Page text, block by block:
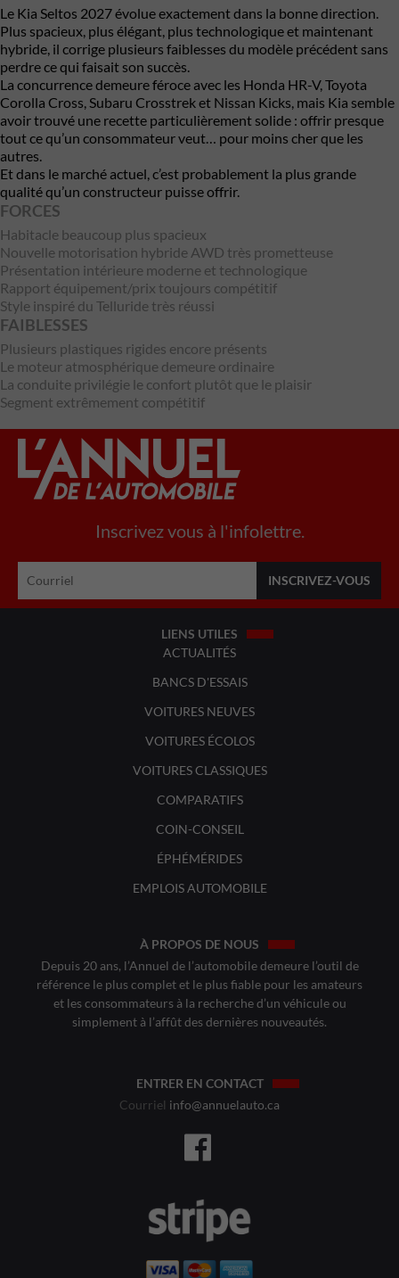
Le Kia Seltos 2027 évolue exactement dans la bonne direction.
Plus spacieux, plus élégant, plus technologique et maintenant
hybride, il corrige plusieurs faiblesses du modèle précédent sans
perdre ce qui faisait son succès.
La concurrence demeure féroce avec les Honda HR-V, Toyota
Corolla Cross, Subaru Crosstrek et Nissan Kicks, mais Kia semble
avoir trouvé une recette particulièrement solide : offrir presque
tout ce qu’un consommateur veut… pour moins cher que les
autres.
Et dans le marché actuel, c’est probablement la plus grande
qualité qu’un constructeur puisse offrir.
FORCES
Habitacle beaucoup plus spacieux
Nouvelle motorisation hybride AWD très prometteuse
Présentation intérieure moderne et technologique
Rapport équipement/prix toujours compétitif
Style inspiré du Telluride très réussi
FAIBLESSES
Plusieurs plastiques rigides encore présents
Le moteur atmosphérique demeure ordinaire
La conduite privilégie le confort plutôt que le plaisir
Segment extrêmement compétitif
Inscrivez vous à l'infolettre.
LIENS UTILES
ACTUALITÉS
BANCS D'ESSAIS
VOITURES NEUVES
VOITURES ÉCOLOS
VOITURES CLASSIQUES
COMPARATIFS
COIN-CONSEIL
ÉPHÉMÉRIDES
EMPLOIS AUTOMOBILE
À PROPOS DE NOUS
Depuis 20 ans, l’Annuel de l’automobile demeure l’outil de
référence le plus complet et le plus fiable pour les amateurs
et les consommateurs à la recherche d’un véhicule ou
simplement à l’affût des dernières nouveautés.
ENTRER EN CONTACT
Courriel info@annuelauto.ca